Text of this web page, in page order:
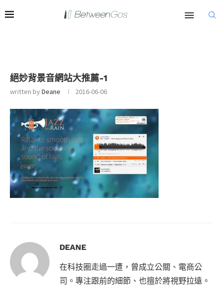
絕妙背景音網站大推薦-1
written byDeane 2016-06-06
DEANE
在科技圈走過一遭，曾成立公關、電商公
司。專注跟前的細節、也擅於將視野拉遠。